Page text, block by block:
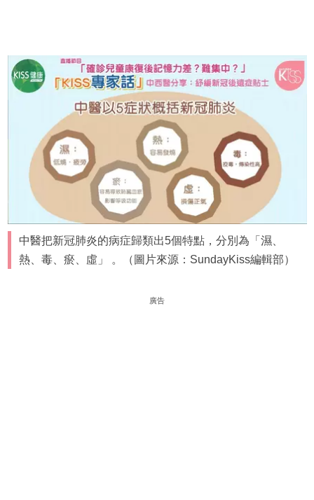
中醫把新冠肺炎的病症歸類出5個特點，分別為「濕、
熱、毒、瘀、虛」 。（圖片來源：SundayKiss編輯部）
廣告